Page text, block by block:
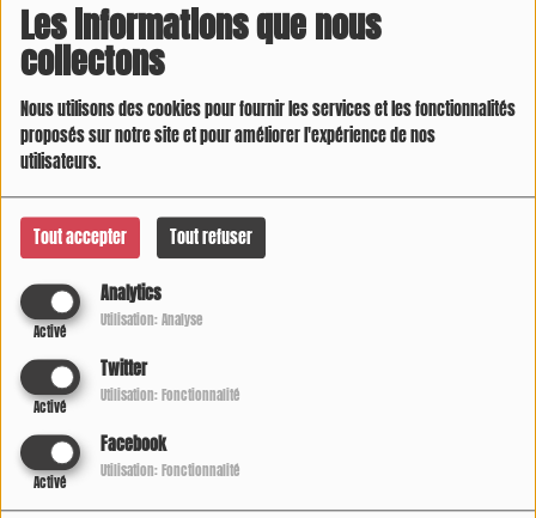
Les informations que nous
collectons
Nous utilisons des cookies pour fournir les services et les fonctionnalités
proposés sur notre site et pour améliorer l'expérience de nos
utilisateurs.
Tout accepter Tout refuser
Analytics
Activé
Utilisation: Analyse
Twitter
Activé
Utilisation: Fonctionnalité
Facebook
Activé
Utilisation: Fonctionnalité
VENDREDI, DE 11:05 À 11:15
Avec L'équipe des Gîtes de France du Lot et Garonne